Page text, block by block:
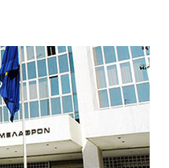
Συναλλάγματος &
Τραπεζογραμματίων 7-3-2019
Ημερήσιο Δελτίο Τιμών
Συναλλάγματος &
Τραπεζογραμματίων 4-3-2019
Κάθοδος αγροτών
Δικαιοσύνη